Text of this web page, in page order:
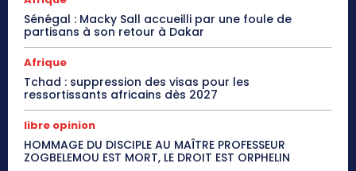
Sénégal : Macky Sall accueilli par une foule de
partisans à son retour à Dakar
Afrique
Tchad : suppression des visas pour les
ressortissants africains dès 2027
libre opinion
HOMMAGE DU DISCIPLE AU MAÎTRE PROFESSEUR
ZOGBELEMOU EST MORT, LE DROIT EST ORPHELIN